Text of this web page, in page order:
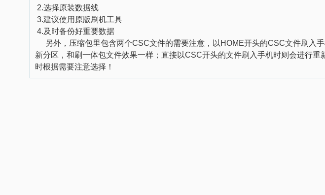
2.选择原装数据线
3.建议使用原版刷机工具
4.及时备份好重要数据
另外，压缩包里包含两个CSC文件的需要注意，以 HOME开头的CSC文件刷入
新分区，和刷一体包文件效果一样；直接以CSC开头的文件刷入手机时则会进行重
时根据需要注意选择！